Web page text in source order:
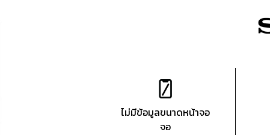
ไม่มีข้อมูลขนาดหน้าจอ
จอ